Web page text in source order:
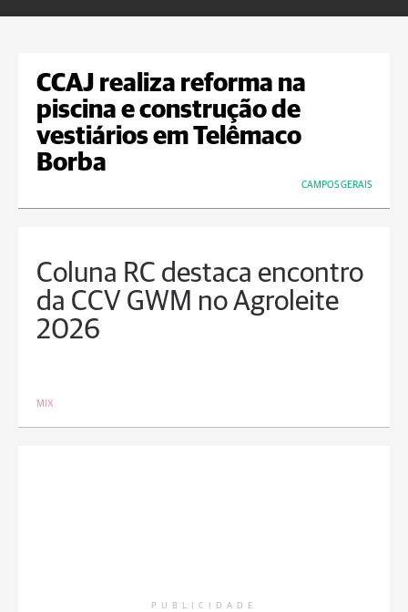
CCAJ realiza reforma na
piscina e construção de
vestiários em Telêmaco
Borba
CAMPOS GERAIS
Coluna RC destaca encontro
da CCV GWM no Agroleite
2026
MIX
PUBLICIDADE